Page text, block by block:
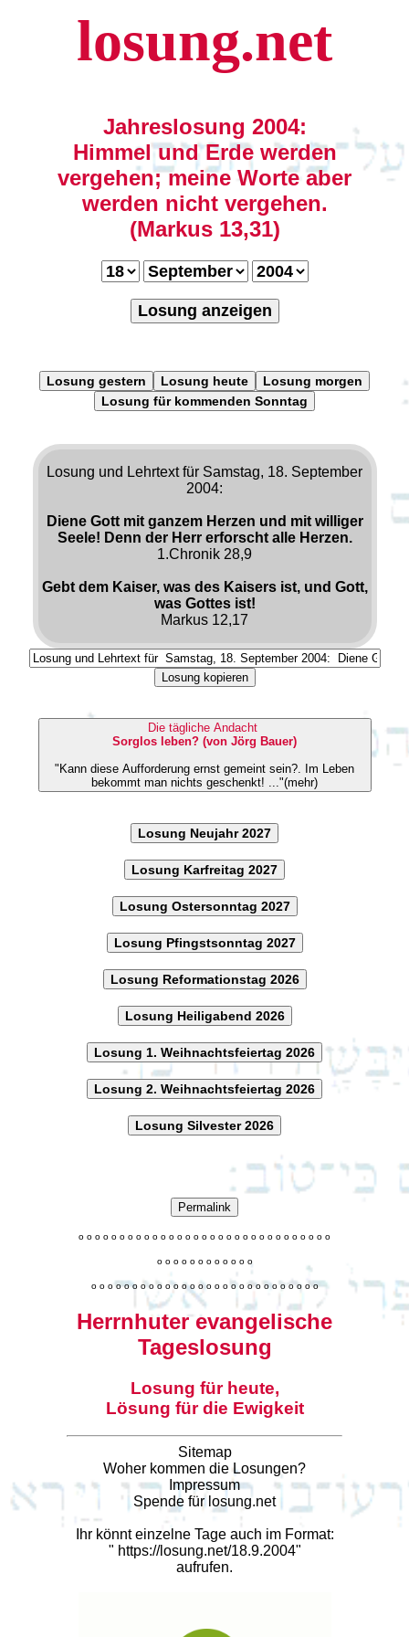
losung.net
Jahreslosung 2004:
Himmel und Erde werden
vergehen; meine Worte aber
werden nicht vergehen.
(Markus 13,31)
Losung anzeigen
Losung gestern Losung heute
Losung morgen
Losung für kommenden Sonntag
Losung und Lehrtext für Samstag, 18. September
2004:
Diene Gott mit ganzem Herzen und mit williger
Seele! Denn der Herr erforscht alle Herzen.
1.Chronik 28,9
Gebt dem Kaiser, was des Kaisers ist, und Gott,
was Gottes ist!
Markus 12,17
Losung kopieren
Die tägliche Andacht
Sorglos leben? (von Jörg Bauer)
"Kann diese Aufforderung ernst gemeint sein?. Im Leben
bekommt man nichts geschenkt! ..."(mehr)
Losung Neujahr 2027
Losung Karfreitag 2027
Losung Ostersonntag 2027
Losung Pfingstsonntag 2027
Losung Reformationstag 2026
Losung Heiligabend 2026
Losung 1. Weihnachtsfeiertag 2026
Losung 2. Weihnachtsfeiertag 2026
Losung Silvester 2026
Permalink
o o o o o o o o o o o o o o o o o o o o o o o o o o o o o o o
o o o o o o o o o o o o
o o o o o o o o o o o o o o o o o o o o o o o o o o o o
Herrnhuter evangelische
Tageslosung
Losung für heute,
Lösung für die Ewigkeit
Sitemap
Woher kommen die Losungen?
Impressum
Spende für losung.net
Ihr könnt einzelne Tage auch im Format:
" https://losung.net/18.9.2004"
aufrufen.